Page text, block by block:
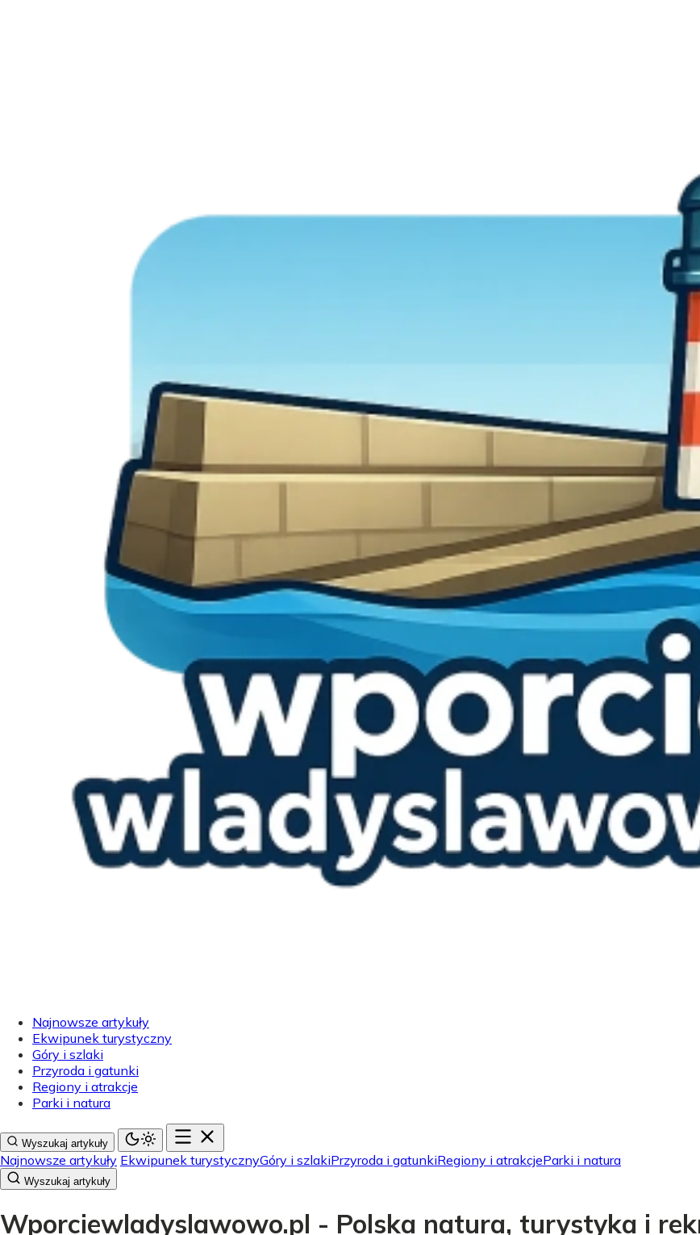
Najnowsze artykuły
Ekwipunek turystyczny
Góry i szlaki
Przyroda i gatunki
Regiony i atrakcje
Parki i natura
Wyszukaj artykuły
Najnowsze artykuły Ekwipunek turystycznyGóry i szlakiPrzyroda i gatunkiRegiony i atrakcjeParki i natura
Wyszukaj artykuły
Wporciewladyslawowo.pl - Polska natura, turystyka i